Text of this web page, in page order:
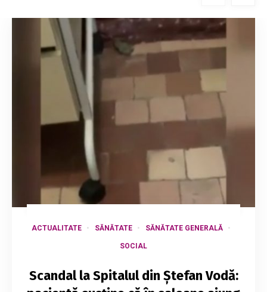
ACTUALITATE SĂNĂTATE SĂNĂTATE GENERALĂ
SOCIAL
Scandal la Spitalul din Ștefan Vodă: